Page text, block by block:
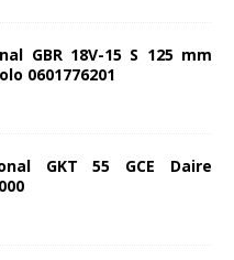
GBR 18V-15 S 125 mm
0601776201
GKT 55 GCE Daire